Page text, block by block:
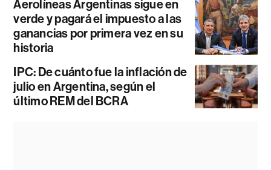
Aerolíneas Argentinas sigue en
verde y pagará el impuesto a las
ganancias por primera vez en su
historia
IPC: De cuánto fue la inflación de
julio en Argentina, según el
último REM del BCRA